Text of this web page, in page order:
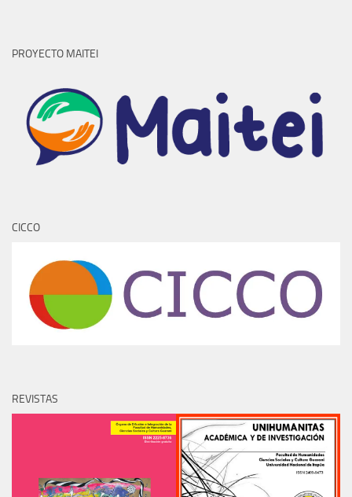
PROYECTO MAITEI
CICCO
REVISTAS